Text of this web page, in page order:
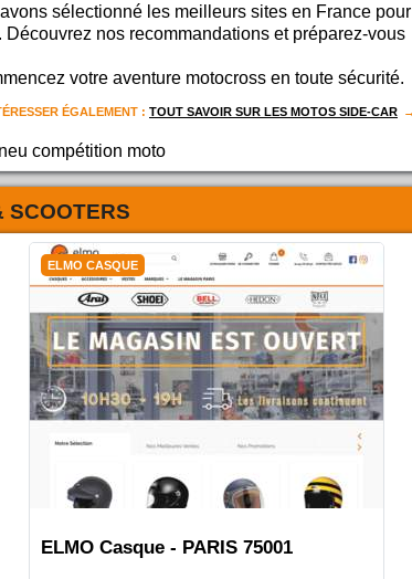
sélectionné les meilleurs sites en France pour
nos recommandations et préparez-vous
votre aventure motocross en toute sécurité.
ÉGALEMENT : TOUT SAVOIR SUR LES MOTOS SIDE-CAR
compétition moto
SCOOTERS
ELMO CASQUE
ELMO Casque - PARIS 75001